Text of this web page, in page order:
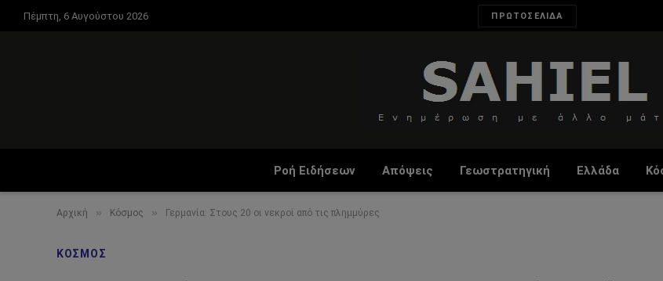
Πέμπτη, 6 Αυγούστου 2026 ΠΡΩΤΟΣΕΛΙΔΑ
Ροή Ειδήσεων Απόψεις Γεωστρατηγική Ελλάδα
Αρχική » Κόσμος » Γερμανία: Στους 20 οι νεκροί από τις πλημμύρες
ΚΌΣΜΟΣ